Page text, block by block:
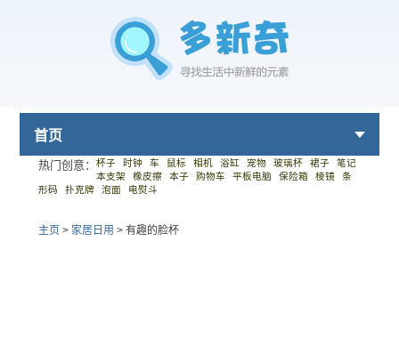
首页
热门创意： 杯子 时钟 车 鼠标 相机 浴缸 宠物 玻璃杯 裙子
笔记
本支架
橡皮擦 本子 购物车 平板电脑 保险箱 棱镜
条
形码
扑克牌 泡面 电熨斗
主页 > 家居日用 > 有趣的脸杯